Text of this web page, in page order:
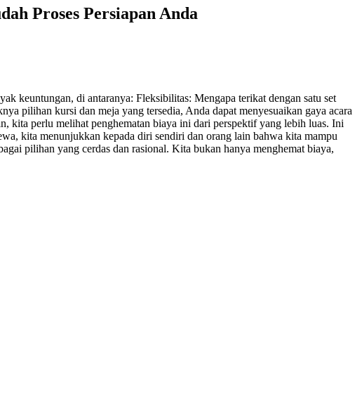
Proses Persiapan Anda
keuntungan, di antaranya: Fleksibilitas: Mengapa terikat dengan satu set
pilihan kursi dan meja yang tersedia, Anda dapat menyesuaikan gaya acara
kita perlu melihat penghematan biaya ini dari perspektif yang lebih luas. Ini
kita menunjukkan kepada diri sendiri dan orang lain bahwa kita mampu
pilihan yang cerdas dan rasional. Kita bukan hanya menghemat biaya,